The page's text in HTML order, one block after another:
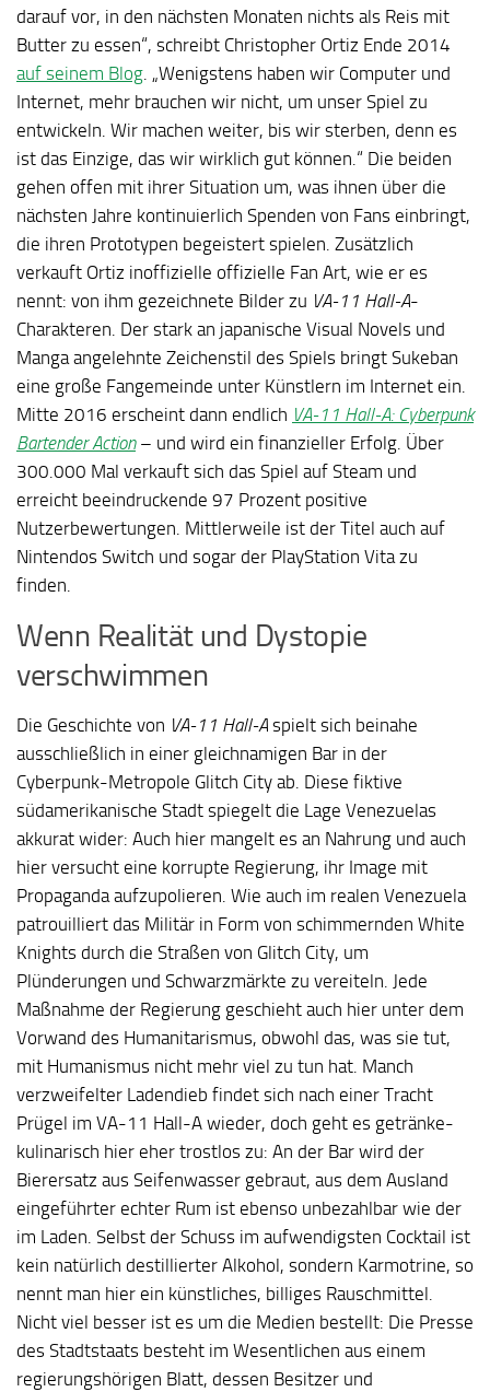
darauf vor, in den nächsten Monaten nichts als Reis mit
Butter zu essen“, schreibt Christopher Ortiz Ende 2014
auf seinem Blog . „Wenigstens haben wir Computer und
Internet, mehr brauchen wir nicht, um unser Spiel zu
entwickeln. Wir machen weiter, bis wir sterben, denn es
ist das Einzige, das wir wirklich gut können.“ Die beiden
gehen offen mit ihrer Situation um, was ihnen über die
nächsten Jahre kontinuierlich Spenden von Fans einbringt,
die ihren Prototypen begeistert spielen. Zusätzlich
verkauft Ortiz inoffizielle offizielle Fan Art, wie er es
nennt: von ihm gezeichnete Bilder zu VA-11 Hall-A-
Charakteren. Der stark an japanische Visual Novels und
Manga angelehnte Zeichenstil des Spiels bringt Sukeban
eine große Fangemeinde unter Künstlern im Internet ein.
Mitte 2016 erscheint dann endlich VA-11 Hall-A: Cyberpunk
Bartender Action– und wird ein finanzieller Erfolg. Über
300.000 Mal verkauft sich das Spiel auf Steam und
erreicht beeindruckende 97 Prozent positive
Nutzerbewertungen. Mittlerweile ist der Titel auch auf
Nintendos Switch und sogar der PlayStation Vita zu
finden.
Wenn Realität und Dystopie
verschwimmen
Die Geschichte von VA-11 Hall-A spielt sich beinahe
ausschließlich in einer gleichnamigen Bar in der
Cyberpunk-Metropole Glitch City ab. Diese fiktive
südamerikanische Stadt spiegelt die Lage Venezuelas
akkurat wider: Auch hier mangelt es an Nahrung und auch
hier versucht eine korrupte Regierung, ihr Image mit
Propaganda aufzupolieren. Wie auch im realen Venezuela
patrouilliert das Militär in Form von schimmernden White
Knights durch die Straßen von Glitch City, um
Plünderungen und Schwarzmärkte zu vereiteln. Jede
Maßnahme der Regierung geschieht auch hier unter dem
Vorwand des Humanitarismus, obwohl das, was sie tut,
mit Humanismus nicht mehr viel zu tun hat. Manch
verzweifelter Ladendieb findet sich nach einer Tracht
Prügel im VA-11 Hall-A wieder, doch geht es getränke-
kulinarisch hier eher trostlos zu: An der Bar wird der
Bierersatz aus Seifenwasser gebraut, aus dem Ausland
eingeführter echter Rum ist ebenso unbezahlbar wie der
im Laden. Selbst der Schuss im aufwendigsten Cocktail ist
kein natürlich destillierter Alkohol, sondern Karmotrine, so
nennt man hier ein künstliches, billiges Rauschmittel.
Nicht viel besser ist es um die Medien bestellt: Die Presse
des Stadtstaats besteht im Wesentlichen aus einem
regierungshörigen Blatt, dessen Besitzer und